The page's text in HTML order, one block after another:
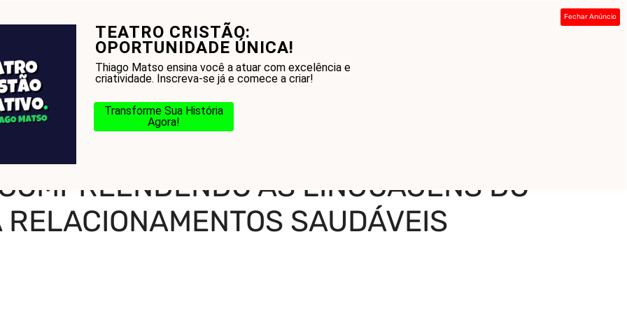
TEATRO CRISTÃO:
OPORTUNIDADE ÚNICA!
Thiago Matso ensina você a atuar com excelência e
criatividade. Inscreva-se já e comece a criar!
Transforme Sua História
Agora!
Fechar Anúncio
Glossário Blog Na Jornada
AS LINGUAGENS DO
SAUDÁVEIS